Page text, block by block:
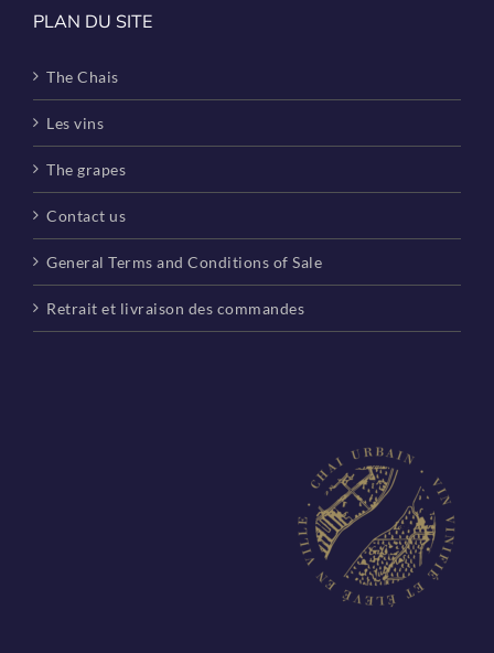
PLAN DU SITE
The Chais
Les vins
The grapes
Contact us
General Terms and Conditions of Sale
Retrait et livraison des commandes